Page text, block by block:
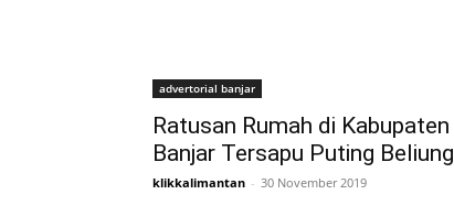
advertorial banjar
Ratusan Rumah di Kabupaten
Banjar Tersapu Puting Beliung
klikkalimantan - 30 November 2019